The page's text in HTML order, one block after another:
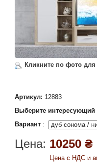
Кликните по фото
Артикул: 12883
Выберите интересующий
Вариант :
Цена: 10250 ₴
Цена c НДС и